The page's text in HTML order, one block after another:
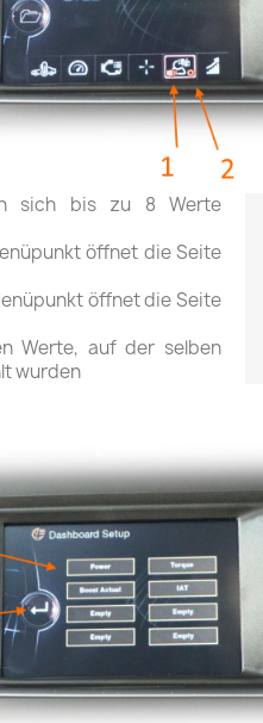
sich bis zu 8 Werte
öffnet die Seite
öffnet die Seite
Werte, auf der selben
wurden